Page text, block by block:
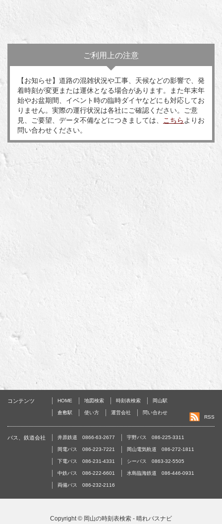
ご利用上の注意
【お知らせ】道路の混雑状況や工事、天候などの影響で、発
着時刻が変更または運休となる場合があります。また年末年
始やお盆期間、イベント時の臨時ダイヤなどにも対応してお
りません。実際の運行状況は各社にご確認ください。ご意
見、ご要望、データ不備などにつきましては、 こちらよりお
問い合わせください。
コンテンツ HOME 地図検索 時刻表検索 岡山駅
倉敷駅 使い方 運営会社
問い合わせ
RSS
バス、鉄道会社 井原鉄道 0866-63-2677 宇野バス 086-225-3311
岡電バス 086-223-7221 岡山電気軌道 086-272-1811
下電バス 086-231-4331 シーバス 0863-32-5505
中鉄バス 086-222-6601 水島臨海鉄道 086-446-0931
両備バス 086-232-2116
Copyright © 岡山の時刻表検索 - 晴れバスナビ